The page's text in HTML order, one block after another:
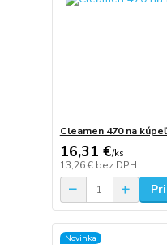
Cleamen 470 na
16,31 €/ks
13,26 € bez DPH
Novinka